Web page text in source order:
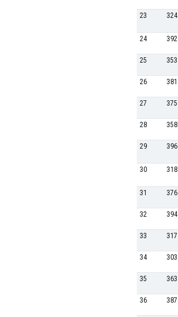
23 324
24 392
25 353
26 381
27 375
28 358
29 396
30 318
31 376
32 394
33 317
34 303
35 363
36 387